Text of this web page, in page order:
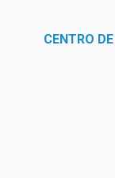
CENTRO